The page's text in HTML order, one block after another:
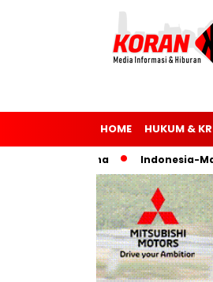
HOME HUKUM &
Indonesia-Malaysia